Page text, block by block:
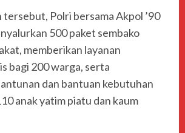
tersebut, Polri bersama Akpol ’90
500 paket sembako
memberikan layanan
bagi 200 warga, serta
dan bantuan kebutuhan
anak yatim piatu dan kaum